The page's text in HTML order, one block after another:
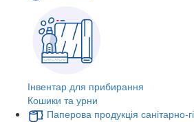
Інвентар для прибирання
Кошики та урни
Паперова продукція санітарно-